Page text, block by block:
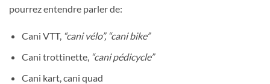
pourrez entendre parler de:
Cani VTT,“cani vélo”, “cani bike”
Cani trottinette, “cani pédicycle”
Cani kart, cani quad